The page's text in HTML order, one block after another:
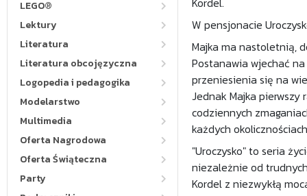
LEGO®
Lektury
Literatura
Literatura obcojęzyczna
Logopedia i pedagogika
Modelarstwo
Multimedia
Oferta Nagrodowa
Oferta Świąteczna
Party
W pensjonacie
Majka ma nastoletnią,
Postanawia wjechać
przeniesienia się na
Jednak Majka
codziennych
każdych
"Uroczysko" to seria
niezależnie od
Kordel z niezwykłą